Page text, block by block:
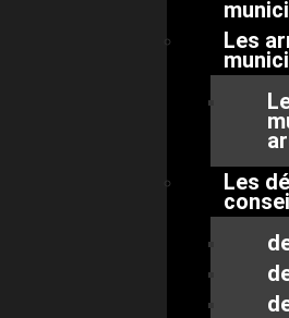
Les
Les